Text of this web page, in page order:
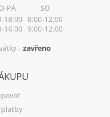
PÁ
SO
18:00 8:00-12:00
16:00 9:00-12:00
- zavřeno